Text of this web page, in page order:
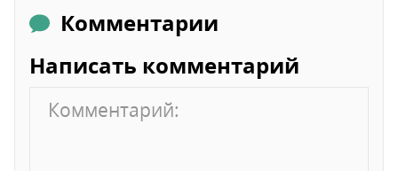
Комментарии
Написать комментарий